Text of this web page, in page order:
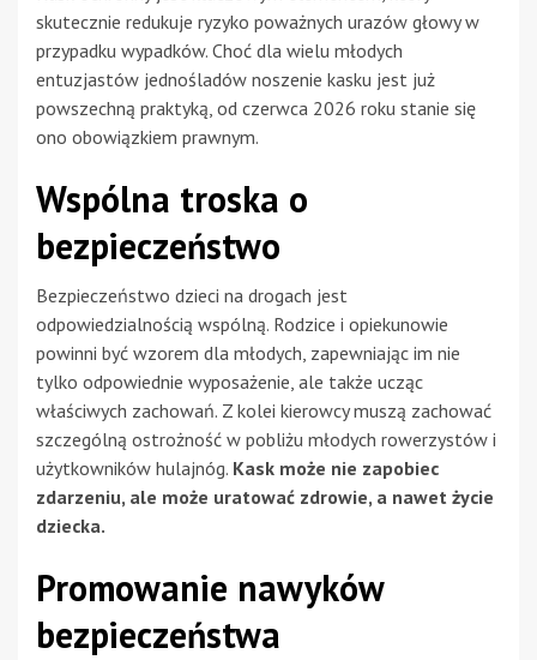
skutecznie redukuje ryzyko poważnych urazów głowy w
przypadku wypadków. Choć dla wielu młodych
entuzjastów jednośladów noszenie kasku jest już
powszechną praktyką, od czerwca 2026 roku stanie się
ono obowiązkiem prawnym.
Wspólna troska o
bezpieczeństwo
Bezpieczeństwo dzieci na drogach jest
odpowiedzialnością wspólną. Rodzice i opiekunowie
powinni być wzorem dla młodych, zapewniając im nie
tylko odpowiednie wyposażenie, ale także ucząc
właściwych zachowań. Z kolei kierowcy muszą zachować
szczególną ostrożność w pobliżu młodych rowerzystów i
użytkowników hulajnóg. Kask może nie zapobiec
zdarzeniu, ale może uratować zdrowie, a nawet życie
dziecka.
Promowanie nawyków
bezpieczeństwa